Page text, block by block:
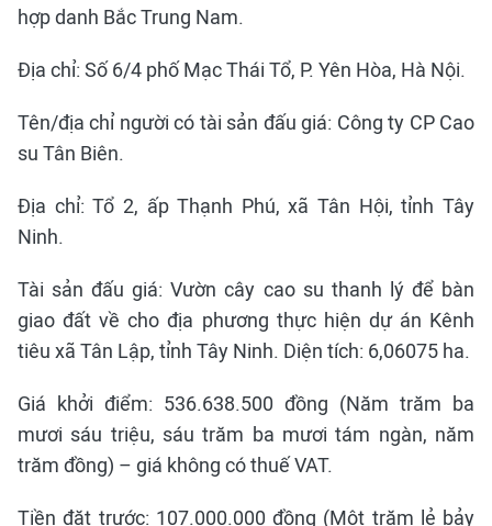
hợp danh Bắc Trung Nam.
Địa chỉ: Số 6/4 phố Mạc Thái Tổ, P. Yên Hòa, Hà Nội.
Tên/địa chỉ người có tài sản đấu giá: Công ty CP Cao
su Tân Biên.
Địa chỉ: Tổ 2, ấp Thạnh Phú, xã Tân Hội, tỉnh Tây
Ninh.
Tài sản đấu giá: Vườn cây cao su thanh lý để bàn
giao đất về cho địa phương thực hiện dự án Kênh
tiêu xã Tân Lập, tỉnh Tây Ninh. Diện tích: 6,06075 ha.
Giá khởi điểm: 536.638.500 đồng (Năm trăm ba
mươi sáu triệu, sáu trăm ba mươi tám ngàn, năm
trăm đồng) – giá không có thuế VAT.
Tiền đặt trước: 107.000.000 đồng (Một trăm lẻ bảy